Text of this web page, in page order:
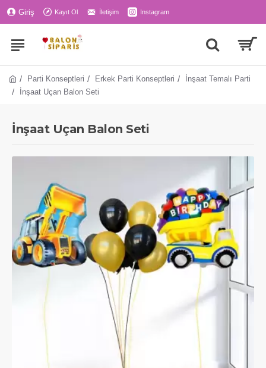
Giriş Kayıt Ol İletişim Instagram
Parti Konseptleri Erkek Parti Konseptleri
İnşaat Temalı Parti
İnşaat Uçan Balon Seti
İnşaat Uçan Balon Seti